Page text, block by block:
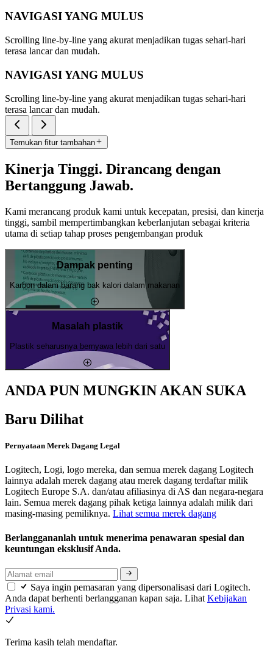
NAVIGASI YANG MULUS
Scrolling line-by-line yang akurat menjadikan tugas sehari-hari
terasa lancar dan mudah.
NAVIGASI YANG MULUS
Scrolling line-by-line yang akurat menjadikan tugas sehari-hari
terasa lancar dan mudah.
Temukan fitur tambahan
Kinerja Tinggi. Dirancang dengan
Bertanggung Jawab.
Kami merancang produk kami untuk kecepatan, presisi, dan kinerja
tinggi, sambil mempertimbangkan keberlanjutan sebagai kriteria
utama di setiap tahap proses pengembangan produk
Dampak penting
Karbon dalam barang bak kalori dalam makanan
Masalah plastik
Plastik seharusnya bernyawa lebih dari satu
ANDA PUN MUNGKIN AKAN SUKA
Baru Dilihat
Pernyataan Merek Dagang Legal
Logitech, Logi, logo mereka, dan semua merek dagang Logitech
lainnya adalah merek dagang atau merek dagang terdaftar milik
Logitech Europe S.A. dan/atau afiliasinya di AS dan negara-negara
lain. Semua merek dagang pihak ketiga lainnya adalah milik dari
masing-masing pemiliknya. Lihat semua merek dagang
Berlanggananlah untuk menerima penawaran spesial dan
keuntungan eksklusif Anda.
Saya ingin pemasaran yang dipersonalisasi dari Logitech.
Anda dapat berhenti berlangganan kapan saja. Lihat Kebijakan
Privasi kami.
Terima kasih telah mendaftar.